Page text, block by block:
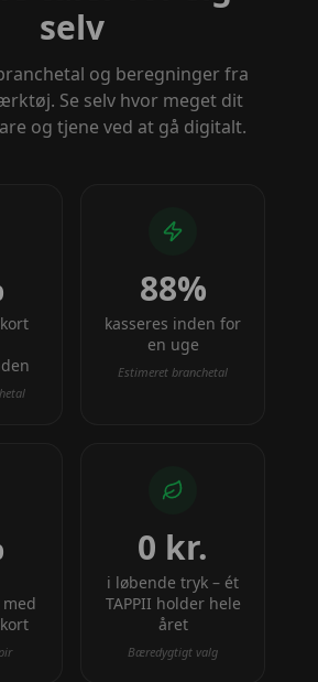
selv
og beregninger fra
Se selv hvor meget dit
og tjene ved at gå digitalt.
88%
kasseres inden for
en uge
Estimeret branchetal
0 kr.
i løbende tryk – ét
TAPPII holder hele
året
Bæredygtigt valg